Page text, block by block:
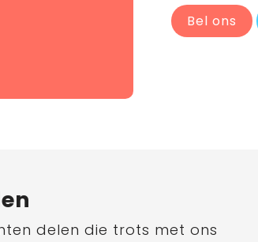
Bel ons
delen die trots met ons